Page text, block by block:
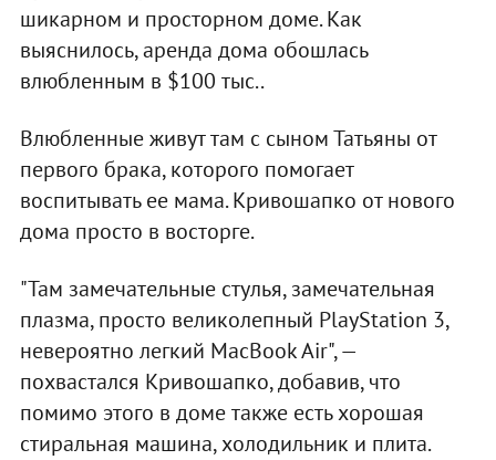
шикарном и просторном доме. Как
выяснилось, аренда дома обошлась
влюбленным в $100 тыс..
Влюбленные живут там с сыном Татьяны от
первого брака, которого помогает
воспитывать ее мама. Кривошапко от нового
дома просто в восторге.
"Там замечательные стулья, замечательная
плазма, просто великолепный PlayStation 3,
невероятно легкий MacBook Air", —
похвастался Кривошапко, добавив, что
помимо этого в доме также есть хорошая
стиральная машина, холодильник и плита.